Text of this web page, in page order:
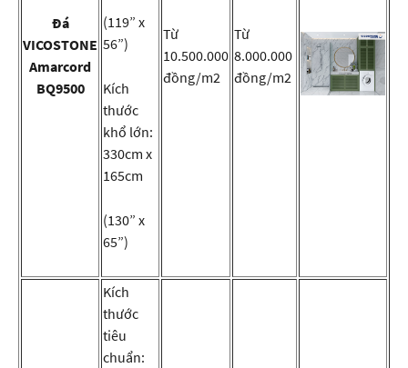
Đá
VICOSTONE
Amarcord
BQ9500
(119” x
56”)
Kích
thước
khổ lớn:
330cm x
165cm
(130” x
65”)
Từ
10.500.000
đồng/m2
Từ
8.000.000
đồng/m2
Kích
thước
tiêu
chuẩn: